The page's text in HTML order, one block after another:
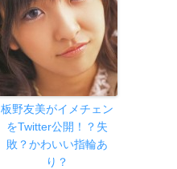
板野友美がイメチェン
をTwitter公開！？失
敗？かわいい指輪あ
り？